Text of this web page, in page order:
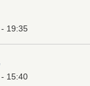
19:35
15:40